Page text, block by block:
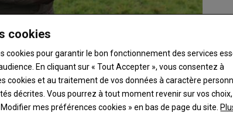
grands noirs du Berry (AFAGNB), a pour ambition
cookies
cookies pour garantir le bon fonctionnement des services
En cliquant sur « Tout Accepter », vous consentez à
cookies et au traitement de vos données à caractère
décrites. Vous pourrez à tout moment revenir sur vos
mes préférences cookies » en bas de page du site.